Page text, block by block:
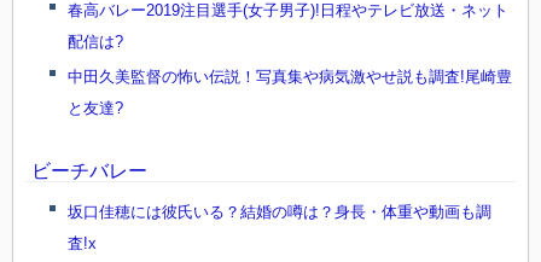
春高バレー2019注目選手(女子男子)!日程やテレビ放送・ネット
配信は?
中田久美監督の怖い伝説！写真集や病気激やせ説も調査!尾崎豊
と友達?
ビーチバレー
坂口佳穂には彼氏いる？結婚の噂は？身長・体重や動画も調
査!x